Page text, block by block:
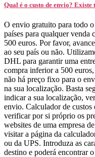
Qual é o custo de envio?
O envio gratuito para todo
países para qualquer
500 euros. Por favor,
ao seu país ou não.
DHL para garantir uma
compra inferior a 500
não há preço fixo para o
na sua localização. Basta
indicar a sua localização,
envio. Calculador de
verificar por si próprio os
websites de uma empresa
visitar a página da
ou da UPS. Introduza as
destino e poderá encontrar